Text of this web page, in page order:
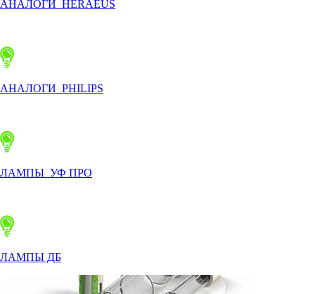
АНАЛОГИ HERAEUS
АНАЛОГИ PHILIPS
ЛАМПЫ УФ ПРО
ЛАМПЫ ДБ